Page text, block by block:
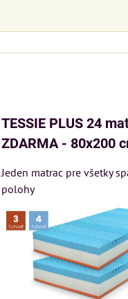
TESSIE PLUS 24
ZDARMA - 80x200
Jeden matrac pre všetky
polohy